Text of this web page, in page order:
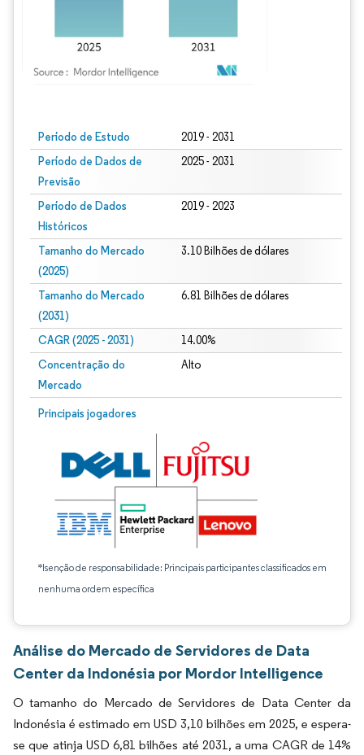
Período de Estudo 2019 - 2031
Período de Dados de
Previsão
2025 - 2031
Período de Dados
Históricos
2019 - 2023
Tamanho do Mercado
(2025)
3.10 Bilhões de dólares
Tamanho do Mercado
(2031)
6.81 Bilhões de dólares
CAGR (2025 - 2031) 14.00%
Concentração do
Mercado
Alto
Principais jogadores
*Isenção de responsabilidade: Principais participantes classificados em
nenhuma ordem específica
Análise do Mercado de Servidores de Data
Center da Indonésia por Mordor Intelligence
O tamanho do Mercado de Servidores de Data Center da
Indonésia é estimado em USD 3,10 bilhões em 2025, e espera-
se que atinja USD 6,81 bilhões até 2031, a uma CAGR de 14%